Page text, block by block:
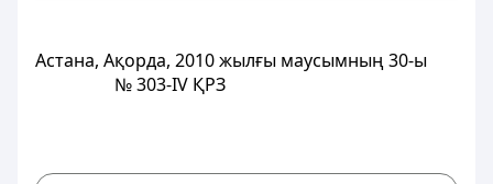
Астана, Ақорда, 2010 жылғы маусымның 30-ы
№ 303-IV ҚРЗ